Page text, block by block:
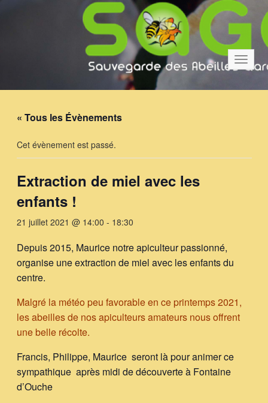
la
« Tous les Évènements
Cet évènement est passé.
Extraction de miel avec les
enfants !
21 juillet 2021 @ 14:00 - 18:30
Depuis 2015, Maurice notre apiculteur passionné,
organise une extraction de miel avec les enfants du
centre.
Malgré la météo peu favorable en ce printemps 2021,
les abeilles de nos apiculteurs amateurs nous offrent
une belle récolte.
Francis, Philippe, Maurice seront là pour animer ce
sympathique après midi de découverte à Fontaine
d’Ouche